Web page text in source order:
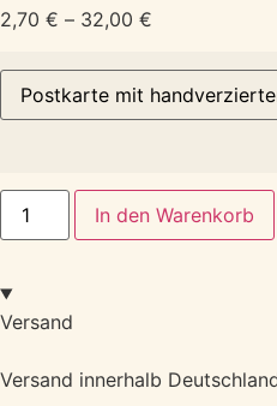
2,70 € – 32,00 €
In den Warenkorb
Versand
Versand innerhalb